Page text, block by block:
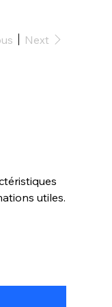
Next
utiles.